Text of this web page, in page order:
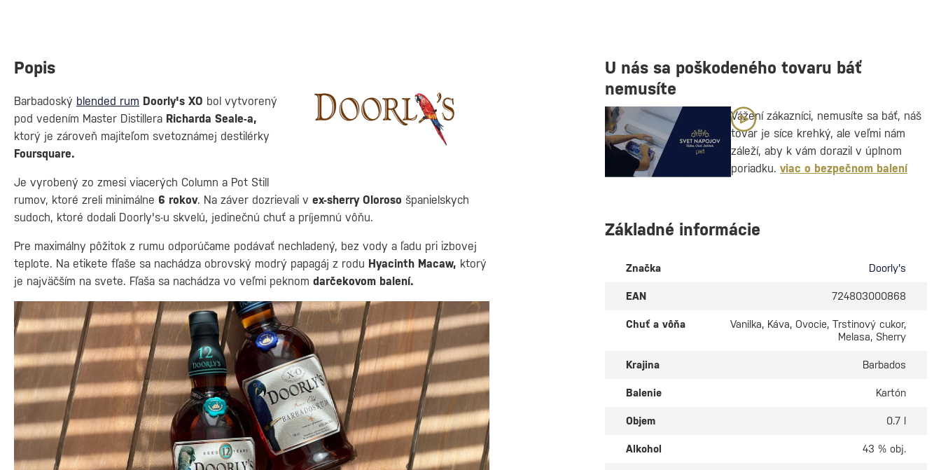
Popis
Barbadoský blended rum Doorly's XO bol vytvorený
pod vedením Master Distillera Richarda Seale-a,
ktorý je zároveň majiteľom svetoznámej destilérky
Foursquare.
Je vyrobený zo zmesi viacerých Column a Pot Still
rumov, ktoré zreli minimálne 6 rokov. Na záver dozrievali v ex-sherry Oloroso španielskych
sudoch, ktoré dodali Doorly's-u skvelú, jedinečnú chuť a príjemnú vôňu.
Pre maximálny pôžitok z rumu odporúčame podávať nechladený, bez vody a ľadu pri izbovej
teplote. Na etikete fľaše sa nachádza obrovský modrý papagáj z rodu Hyacinth Macaw, ktorý
je najväčším na svete. Fľaša sa nachádza vo veľmi peknom darčekovom balení.
U nás sa poškodeného tovaru báť
nemusíte
Vážení zákazníci, nemusíte sa báť, náš
tovar je síce krehký, ale veľmi nám
záleží, aby k vám dorazil v úplnom
poriadku. viac o bezpečnom balení
Základné informácie
Značka Doorly's
EAN 724803000868
Chuť a vôňa
Vanilka, Káva, Ovocie, Trstinový cukor,
Melasa, Sherry
Krajina Barbados
Balenie Kartón
Objem 0.7 l
Alkohol 43 % obj.